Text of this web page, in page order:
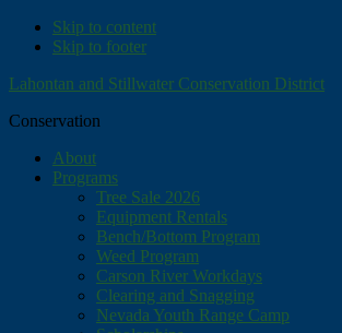
Skip to content
Skip to footer
Lahontan and Stillwater Conservation District
Conservation
About
Programs
Tree Sale 2026
Equipment Rentals
Bench/Bottom Program
Weed Program
Carson River Workdays
Clearing and Snagging
Nevada Youth Range Camp